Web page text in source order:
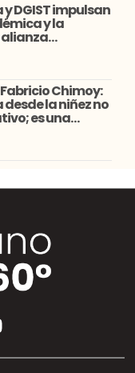
DGIST impulsan
y la
y Corea
Chimoy:
la niñez no
es una